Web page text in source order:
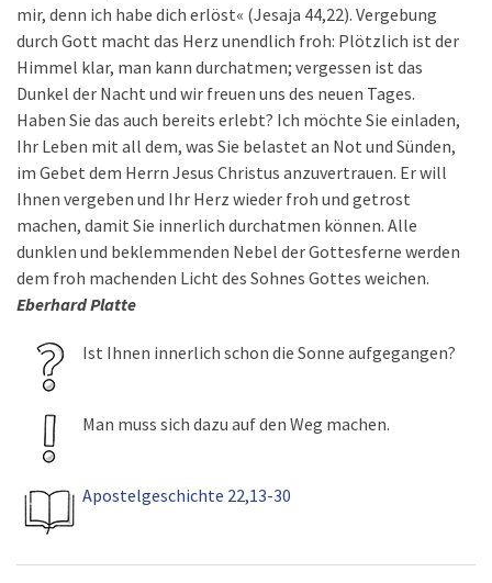
mir, denn ich habe dich erlöst« (Jesaja 44,22). Vergebung
durch Gott macht das Herz unendlich froh: Plötzlich ist der
Himmel klar, man kann durchatmen; vergessen ist das
Dunkel der Nacht und wir freuen uns des neuen Tages.
Haben Sie das auch bereits erlebt? Ich möchte Sie einladen,
Ihr Leben mit all dem, was Sie belastet an Not und Sünden,
im Gebet dem Herrn Jesus Christus anzuvertrauen. Er will
Ihnen vergeben und Ihr Herz wieder froh und getrost
machen, damit Sie innerlich durchatmen können. Alle
dunklen und beklemmenden Nebel der Gottesferne werden
dem froh machenden Licht des Sohnes Gottes weichen.
Eberhard Platte
Ist Ihnen innerlich schon die Sonne aufgegangen?
Man muss sich dazu auf den Weg machen.
Apostelgeschichte 22,13-30